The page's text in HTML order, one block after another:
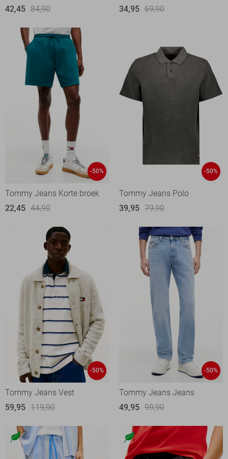
42,45 84,90
34,95 69,90
-50%
Tommy Jeans Korte broek
22,45 44,90
-50%
Tommy Jeans Polo
39,95 79,90
-50%
Tommy Jeans Vest
59,95 119,90
-50%
Tommy Jeans Jeans
49,95 99,90